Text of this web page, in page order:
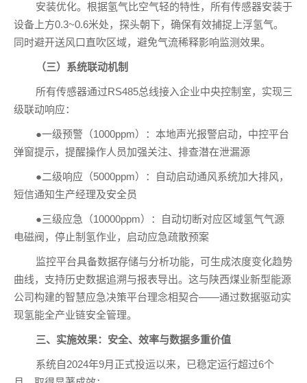
安装优化。根据氢气比空气轻的特性，所有传感器安装于
设备上方0.3~0.6米处，探头朝下，确保有效捕捉上浮氢气。
同时避开送风口直吹区域，避免气流稀释影响监测效果。
（三）系统联动机制
所有传感器通过RS485总线接入企业中央控制室，实现三
级联动响应：
●一级预警（1000ppm）：本地声光报警启动，中控平台
弹窗提示，提醒操作人员加强关注、排查潜在泄漏源
●二级响应（5000ppm）：自动启动通风系统加大排风，
短信通知生产经理及安全员
●三级应急（10000ppm）：自动切断对应区域氢气气源
电磁阀，停止制氢作业，启动应急疏散预案
监控平台具备数据存储与分析功能，可生成浓度变化趋势
曲线，支持历史数据追溯与报表导出。这与陕西煤业新型能源
公司构建的智慧应急决策平台理念相契合——通过数据驱动实
现氢能全产业链安全管理。
三、实施效果：安全、效率与数据多重价值
系统自2024年9月正式投运以来，已稳定运行超过6个